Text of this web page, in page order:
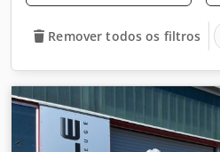
Remover todos os filtros